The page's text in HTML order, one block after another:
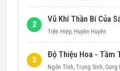
2
Vũ Khí Thần Bí Của
Tiên Hiệp, Huyền Huyễn
3
Ngôn Tình, Trọng Sinh, Cung